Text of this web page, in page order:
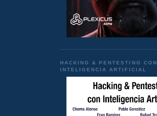
HACKING & PENTESTING CON
INTELIGENCIA ARTIFICIAL